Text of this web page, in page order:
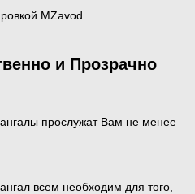
MZavod
и Прозрачно
прослужат Вам не менее
всем необходим для того,